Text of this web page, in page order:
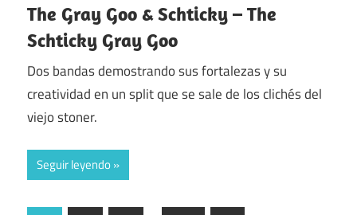
The Gray Goo & Schticky – The
Schticky Gray Goo
Dos bandas demostrando sus fortalezas y su
creatividad en un split que se sale de los clichés del
viejo stoner.
Seguir leyendo